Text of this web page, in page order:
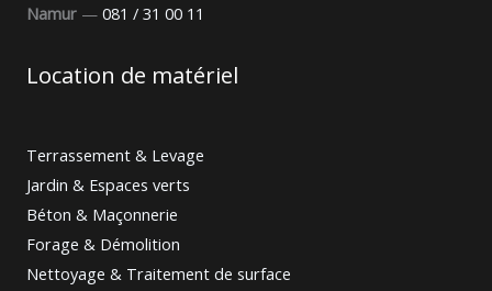
Namur — 081 / 31 00 11
Location de matériel
Terrassement & Levage
Jardin & Espaces verts
Béton & Maçonnerie
Forage & Démolition
Nettoyage & Traitement de surface